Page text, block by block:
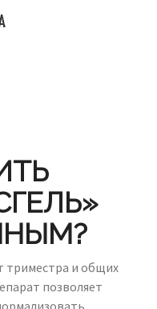
триместра и общих
позволяет